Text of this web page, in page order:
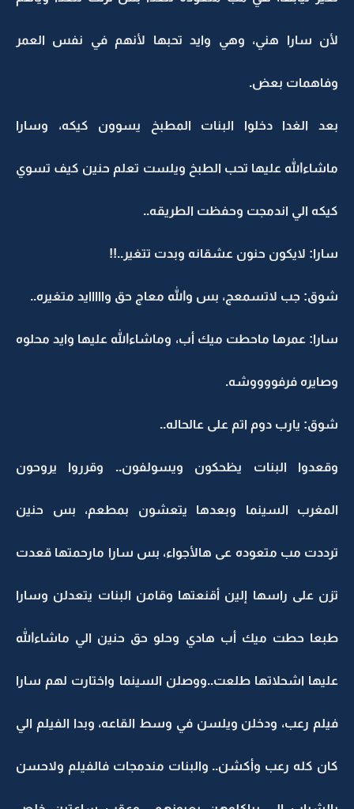
لأن سارا هني، وهي وايد تحبها لأنهم في نفس العمر
وفاهمات بعض.
بعد الغدا دخلوا البنات المطبخ يسوون كيكه، وسارا
ماشاءالله عليها تحب الطبخ ويلست تعلم حنين كيف تسوي
كيكه الي اندمجت وحفظت الطريقه..
سارا: لايكون حنون عشقانه وبدت تتغير..!!
شوق: جب لاتسمعج، بس والله معاج حق وااااايد متغيره..
سارا: عمرها ماحطت ميك أب، وماشاءالله عليها وايد محلوه
وصايره فرفووووشه.
شوق: يارب دوم اتم على عالحاله..
وقعدوا البنات يظحكون ويسولفون.. وقرروا يروحون
المغرب السينما وبعدها يتعشون بمطعم، بس حنين
ترددت مب متعوده عى هالأجواء، بس سارا مارحمتها قعدت
تزن على راسها إلين أقنعتها وقامن البنات يتعدلن وسارا
طبعا حطت ميك أب هادي وحلو حق حنين الي ماشاءالله
عليها اشحلاتها طلعت..ووصلن السينما واختارت لهم سارا
فيلم رعب، ودخلن ويلسن في وسط القاعه، وبدا الفيلم الي
كان كله رعب وأكشن.. والبنات مندمجات فالفيلم ولاحسن